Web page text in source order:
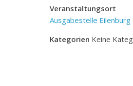
Veranstaltungsort
Ausgabestelle Eilenburg
Kategorien Keine